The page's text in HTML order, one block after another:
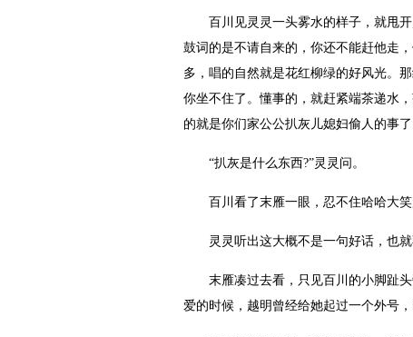
百川见灵灵一头雾水的样子，就甩开
鼓词的是不请自来的，你还不能赶他走
多，唱的自然就是花红柳绿的好风光。
你坐不住了。懂事的，就赶紧端茶递水
的就是你们家公公扒灰儿媳妇偷人的事了
“扒灰是什么东西?”灵灵问。
百川看了末雁一眼，忍不住哈哈大笑
灵灵听出这大概不是一句好话，也就
末雁凑过去看，只见百川的小脚趾头
爱的时候，越明曾经给她起过一个外号